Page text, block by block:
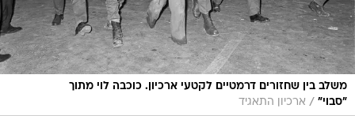
משלב בין שחזורים דרמטיים לקטעי ארכיון. כוכבה לוי מתוך
"סבוי" / ארכיון התאגיד